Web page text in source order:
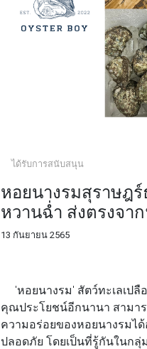
ได้รับการสนับสนุน
หอยนางรมสุราษฎร์
หวานฉ่ำ ส่งตรงจา
13 กันยายน 2565
'หอยนางรม' สัตว์ทะเลเปลื
คุณประโยชน์อีกนานา สามา
ความอร่อยของหอยนางรมไ
ปลอดภัย โดยเป็นที่รู้กันในก